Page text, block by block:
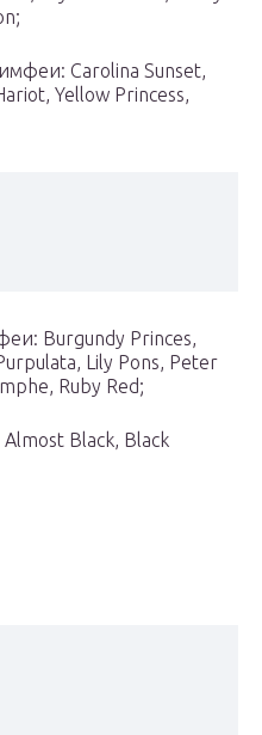
Carolina Sunset,
Yellow Princess,
Burgundy Princes,
Lily Pons, Peter
Ruby Red;
Black, Black